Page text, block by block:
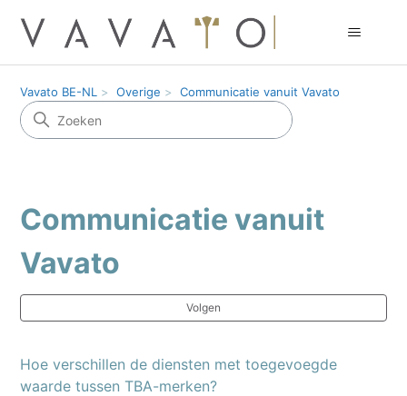
Vavato BE-NL Overige Communicatie vanuit Vavato
Communicatie vanuit
Vavato
Volgen
Hoe verschillen de diensten met toegevoegde
waarde tussen TBA-merken?